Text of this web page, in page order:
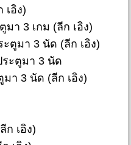
อิง)
า 3 เกม (ลีก เอิง)
ตูมา 3 นัด (ลีก เอิง)
ระตูมา 3 นัด
า 3 นัด (ลีก เอิง)
ก เอิง)